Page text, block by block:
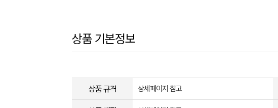
상품 기본정보
상품 규격 상세페이지 참고